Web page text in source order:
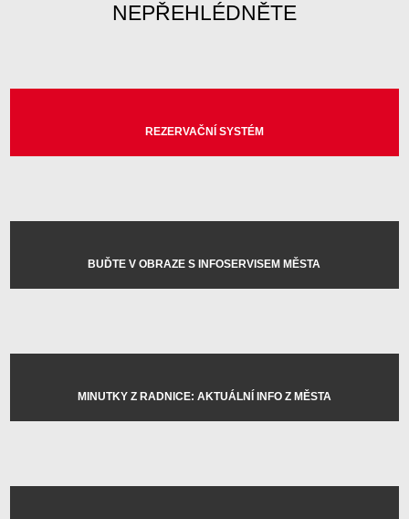
NEPŘEHLÉDNĚTE
REZERVAČNÍ SYSTÉM
BUĎTE V OBRAZE S INFOSERVISEM MĚSTA
MINUTKY Z RADNICE: AKTUÁLNÍ INFO Z MĚSTA